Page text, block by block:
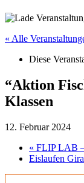
« Alle
Diese
“Aktion
Klassen
12. Februar 2024
« FLIP LAB
Eislaufen